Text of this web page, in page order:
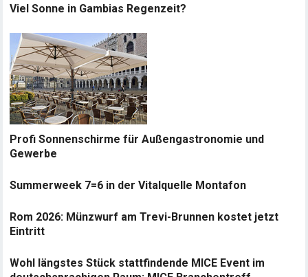
Viel Sonne in Gambias Regenzeit?
Profi Sonnenschirme für Außengastronomie und
Gewerbe
Summerweek 7=6 in der Vitalquelle Montafon
Rom 2026: Münzwurf am Trevi-Brunnen kostet jetzt
Eintritt
Wohl längstes Stück stattfindende MICE Event im